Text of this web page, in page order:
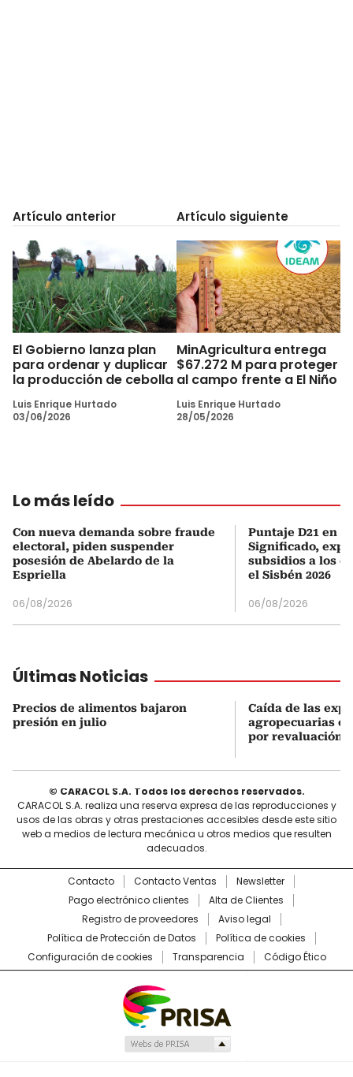
Artículo anterior
El Gobierno lanza plan
para ordenar y duplicar
la producción de cebolla
Luis Enrique Hurtado
03/06/2026
Artículo siguiente
MinAgricultura entrega
$67.272 M para proteger
al campo frente a El Niño
Luis Enrique Hurtado
28/05/2026
Lo más leído
Con nueva demanda sobre fraude
electoral, piden suspender
posesión de Abelardo de la
Espriella
06/08/2026
Puntaje D21 en
Significado,
subsidios a los
el Sisbén 2026
06/08/2026
Últimas Noticias
Precios de alimentos bajaron
presión en julio
Caída de las
agropecuarias
por revaluación
© CARACOL S.A. Todos los derechos reservados.
CARACOL S.A. realiza una reserva expresa de las reproducciones y
usos de las obras y otras prestaciones accesibles desde este sitio
web a medios de lectura mecánica u otros medios que resulten
adecuados.
Contacto Contacto Ventas
Newsletter
Pago electrónico clientes
Alta de Clientes
Registro de proveedores
Aviso legal
Política de Protección de Datos
Política de cookies
Configuración de cookies
Transparencia Código Ético